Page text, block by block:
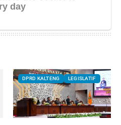
DPRD KALTENG LEGISLATIF